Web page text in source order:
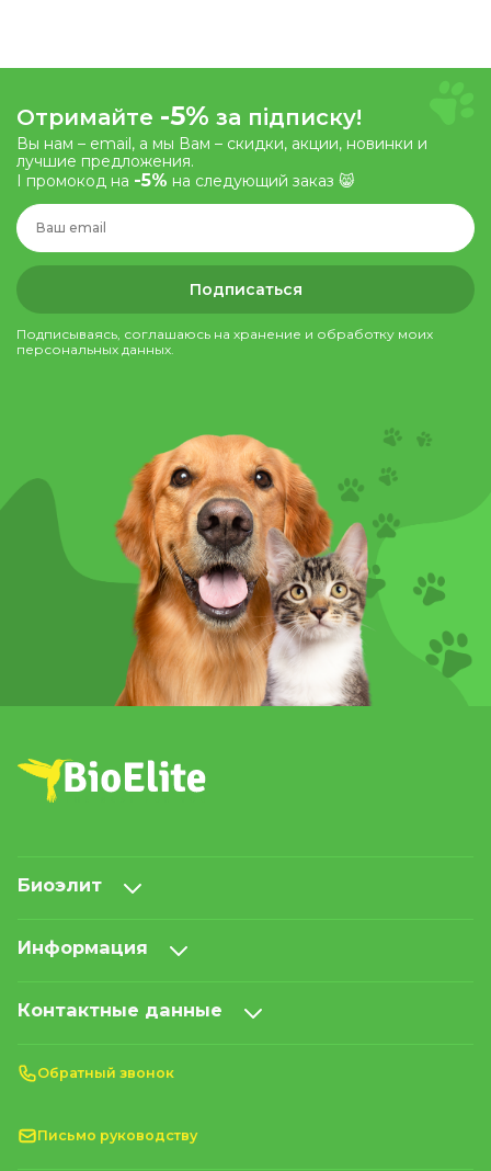
Отримайте -5% за підписку!
Вы нам – email, а мы Вам – скидки, акции, новинки и
лучшие предложения.
І промокод на -5% на следующий заказ 😸
Подписаться
Подписываясь, соглашаюсь на хранение и обработку моих
персональных данных.
Биоэлит
Информация
Контактные данные
Обратный звонок
Письмо руководству